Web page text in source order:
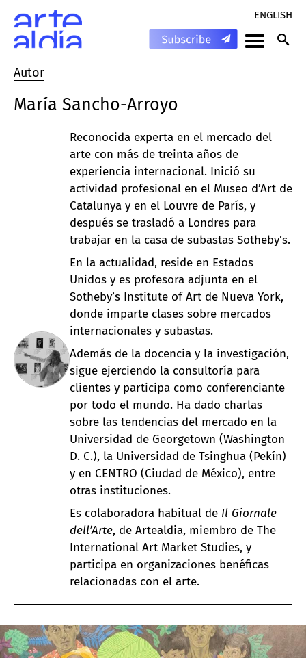
ENGLISH
Autor
María Sancho-Arroyo
Reconocida experta en el mercado del
arte con más de treinta años de
experiencia internacional. Inició su
actividad profesional en el Museo d’Art de
Catalunya y en el Louvre de París, y
después se trasladó a Londres para
trabajar en la casa de subastas Sotheby’s.
En la actualidad, reside en Estados
Unidos y es profesora adjunta en el
Sotheby’s Institute of Art de Nueva York,
donde imparte clases sobre mercados
internacionales y subastas.
Además de la docencia y la investigación,
sigue ejerciendo la consultoría para
clientes y participa como conferenciante
por todo el mundo. Ha dado charlas
sobre las tendencias del mercado en la
Universidad de Georgetown (Washington
D. C.), la Universidad de Tsinghua (Pekín)
y en CENTRO (Ciudad de México), entre
otras instituciones.
Es colaboradora habitual de Il Giornale
dell’Arte, de Artealdia, miembro de The
International Art Market Studies, y
participa en organizaciones benéficas
relacionadas con el arte.